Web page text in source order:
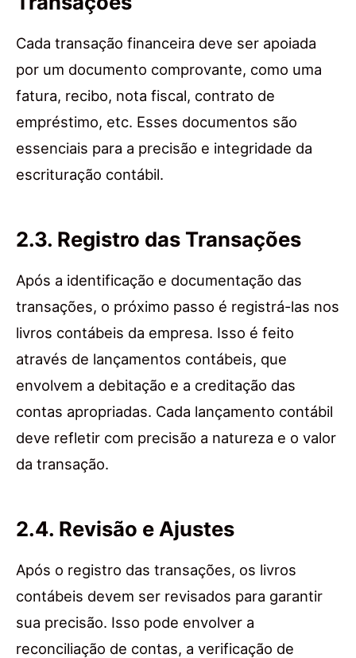
Cada transação financeira deve ser apoiada
por um documento comprovante, como uma
fatura, recibo, nota fiscal, contrato de
empréstimo, etc. Esses documentos são
essenciais para a precisão e integridade da
escrituração contábil.
2.3. Registro das Transações
Após a identificação e documentação das
transações, o próximo passo é registrá-las nos
livros contábeis da empresa. Isso é feito
através de lançamentos contábeis, que
envolvem a debitação e a creditação das
contas apropriadas. Cada lançamento contábil
deve refletir com precisão a natureza e o valor
da transação.
2.4. Revisão e Ajustes
Após o registro das transações, os livros
contábeis devem ser revisados para garantir
sua precisão. Isso pode envolver a
reconciliação de contas, a verificação de